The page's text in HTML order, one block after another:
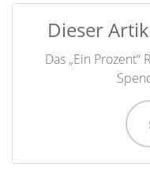
Dieser
Das „Ein